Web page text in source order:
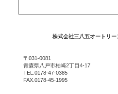
株式会社三八五オートリー
〒031-0081
青森県八戸市柏崎2丁目4-17
TEL.0178-47-0385
FAX.0178-45-1995